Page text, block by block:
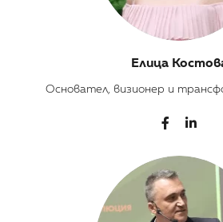
Елица
Основател, визионер и